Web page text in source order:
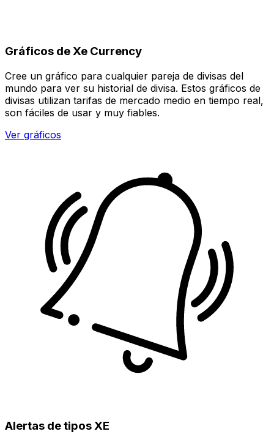
Gráficos de Xe Currency
Cree un gráfico para cualquier pareja de divisas del
mundo para ver su historial de divisa. Estos gráficos de
divisas utilizan tarifas de mercado medio en tiempo real,
son fáciles de usar y muy fiables.
Ver gráficos
Alertas de tipos XE